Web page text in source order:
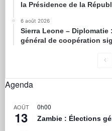
la Présidence de la
6 août 2026
Sierra Leone –
général de coopération
Agenda
AOÛT
13
0h00
Zambie : Élections